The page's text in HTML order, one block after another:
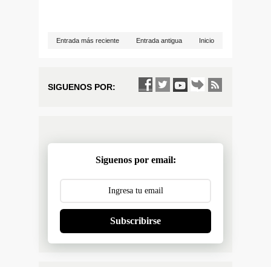
Entrada más reciente Entrada antigua Inicio
SIGUENOS POR:
Siguenos por email:
Subscribirse